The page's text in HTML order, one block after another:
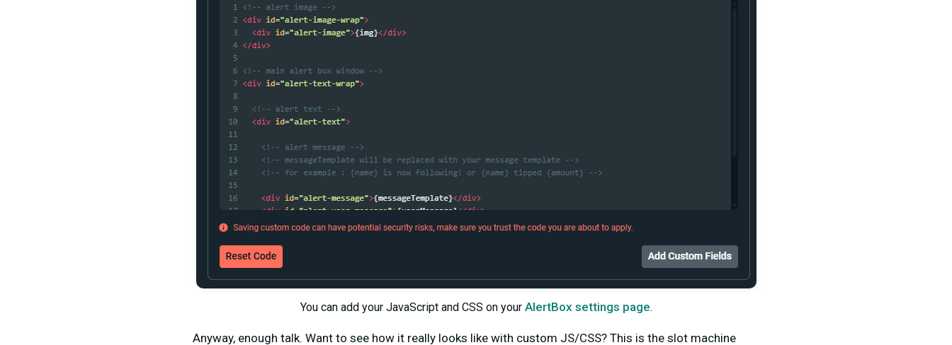
You can add your JavaScript and CSS on your AlertBox settings page.
Anyway, enough talk. Want to see how it really looks like with custom JS/CSS? This is the slot machine